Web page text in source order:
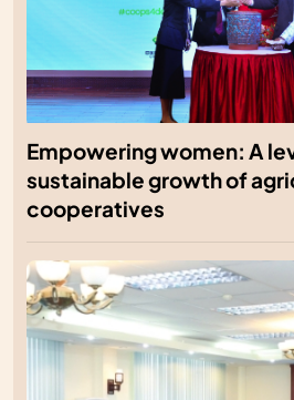
Empowering women: A
sustainable growth of
cooperatives